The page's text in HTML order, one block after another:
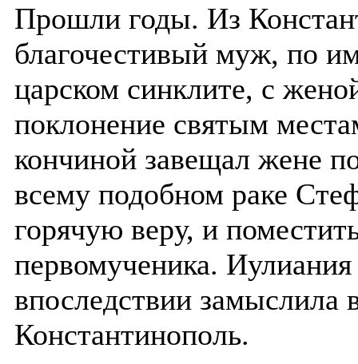
Прошли годы. Из
благочестивый муж, по
царском синклите, с
поклонение святым
кончиной завещал жене
всему подобном раке
горячую веру, и
первомученика.
впоследствии замыслила
Константинополь.